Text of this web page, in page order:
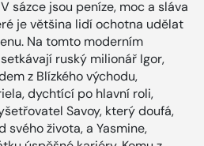
sázce jsou peníze, moc a sláva
je většina lidí ochotna udělat
Na tomto moderním
ruský milionář Igor,
z Blízkého východu,
dychtící po hlavní roli,
Savoy, který doufá,
života, a Yasmine,